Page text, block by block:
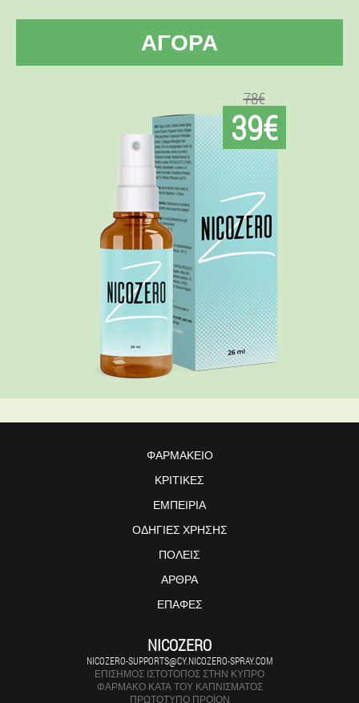
ΑΓΟΡΆ
78€
39€
ΦΑΡΜΑΚΕΊΟ
ΚΡΙΤΙΚΈΣ
ΕΜΠΕΙΡΊΑ
ΟΔΗΓΊΕΣ ΧΡΉΣΗΣ
ΠΌΛΕΙΣ
ΆΡΘΡΑ
ΕΠΑΦΈΣ
NICOZERO
NICOZERO-SUPPORTS@CY.NICOZERO-SPRAY.COM
ΕΠΊΣΗΜΟΣ ΙΣΤΌΤΟΠΟΣ ΣΤΗΝ ΚΎΠΡΟ
ΦΆΡΜΑΚΟ ΚΑΤΆ ΤΟΥ ΚΑΠΝΊΣΜΑΤΟΣ
ΠΡΩΤΌΤΥΠΟ ΠΡΟΪΌΝ